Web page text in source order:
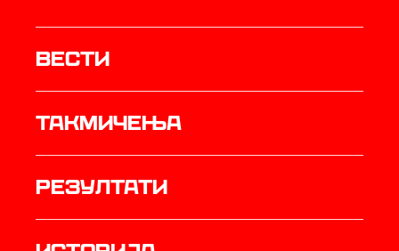
Вести
Такмичења
резултати